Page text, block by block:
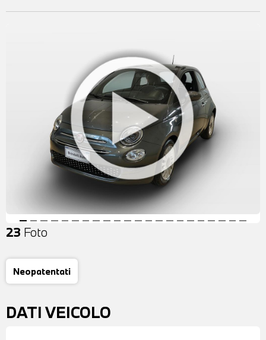
23 Foto
Neopatentati
DATI VEICOLO